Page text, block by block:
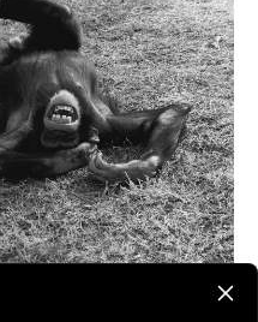
смеяться как